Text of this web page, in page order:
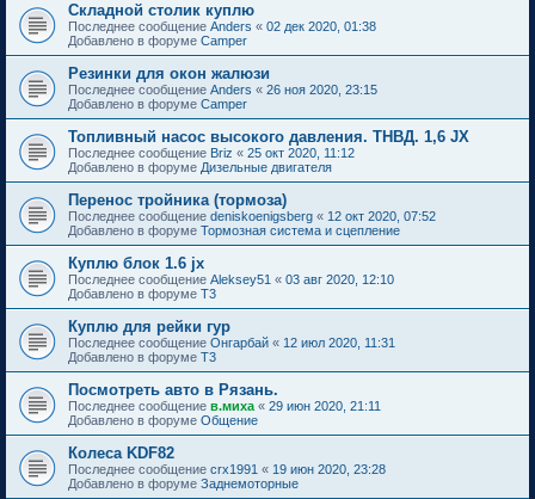
Складной столик куплю
Последнее сообщение Anders « 02 дек 2020, 01:38
Добавлено в форуме Camper
Резинки для окон жалюзи
Последнее сообщение Anders « 26 ноя 2020, 23:15
Добавлено в форуме Camper
Топливный насос высокого давления. ТНВД. 1,6 JX
Последнее сообщение Briz « 25 окт 2020, 11:12
Добавлено в форуме Дизельные двигателя
Перенос тройника (тормоза)
Последнее сообщение deniskoenigsberg « 12 окт 2020, 07:52
Добавлено в форуме Тормозная система и сцепление
Куплю блок 1.6 jx
Последнее сообщение Aleksey51 « 03 авг 2020, 12:10
Добавлено в форуме T3
Куплю для рейки гур
Последнее сообщение Онгарбай « 12 июл 2020, 11:31
Добавлено в форуме T3
Посмотреть авто в Рязань.
Последнее сообщение в.миха « 29 июн 2020, 21:11
Добавлено в форуме Общение
Колеса KDF82
Последнее сообщение crx1991 « 19 июн 2020, 23:28
Добавлено в форуме Заднемоторные